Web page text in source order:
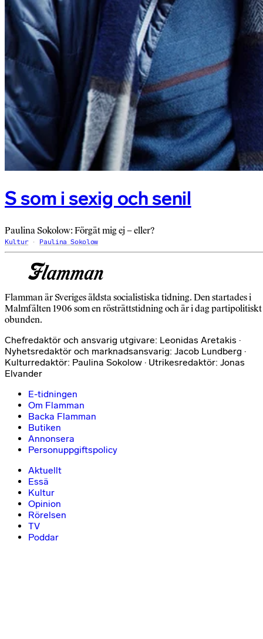
S som i sexig och senil
Paulina Sokolow: Förgät mig ej – eller?
Kultur Paulina Sokolow
Flamman är Sveriges äldsta socialistiska tidning. Den startades i
Malmfälten 1906 som en rösträttstidning och är i dag partipolitiskt
obunden.
Chefredaktör och ansvarig utgivare: Leonidas Aretakis ·
Nyhetsredaktör och marknadsansvarig: Jacob Lundberg ·
Kulturredaktör: Paulina Sokolow · Utrikesredaktör: Jonas
Elvander
E-tidningen
Om Flamman
Backa Flamman
Butiken
Annonsera
Personuppgiftspolicy
Aktuellt
Essä
Kultur
Opinion
Rörelsen
TV
Poddar